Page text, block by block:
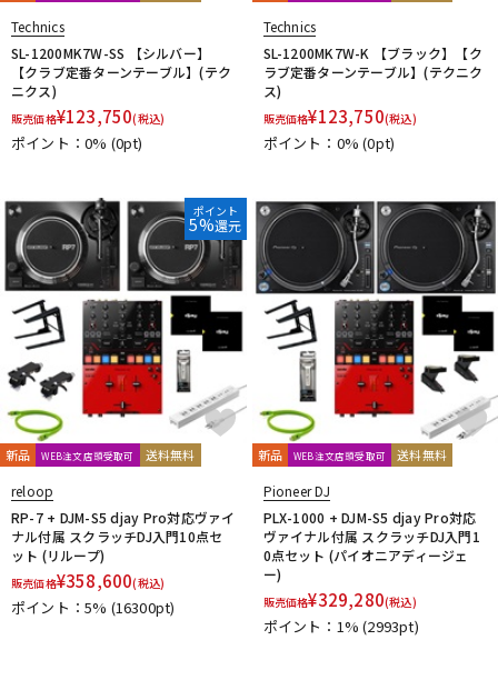
Technics
SL-1200MK7W-SS 【シルバー】
【クラブ定番ターンテーブル】(テク
ニクス)
販売価格¥123,750(税込)
ポイント：0% (0pt)
Technics
SL-1200MK7W-K 【ブラック】【ク
ラブ定番ターンテーブル】(テクニク
ス)
販売価格¥123,750(税込)
ポイント：0%(0pt)
ポイント
5%還元
新品 WEB注文店頭受取可 送料無料
reloop
RP-7 + DJM-S5 djay Pro対応ヴァイ
ナル付属 スクラッチDJ入門10点セ
ット (リループ)
販売価格¥358,600(税込)
ポイント：5% (16300pt)
新品 WEB注文店頭受取可 送料無料
Pioneer DJ
PLX-1000 + DJM-S5 djay Pro対応
ヴァイナル付属 スクラッチDJ入門1
0点セット (パイオニアディージェ
ー)
販売価格¥329,280(税込)
ポイント：1%(2993pt)